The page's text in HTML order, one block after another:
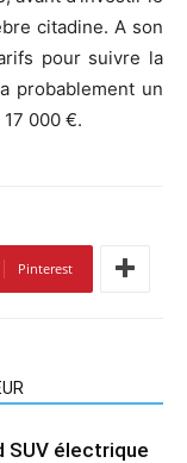
citadine. A son
pour suivre la
probablement un
000 €.
Pinterest
SUV électrique